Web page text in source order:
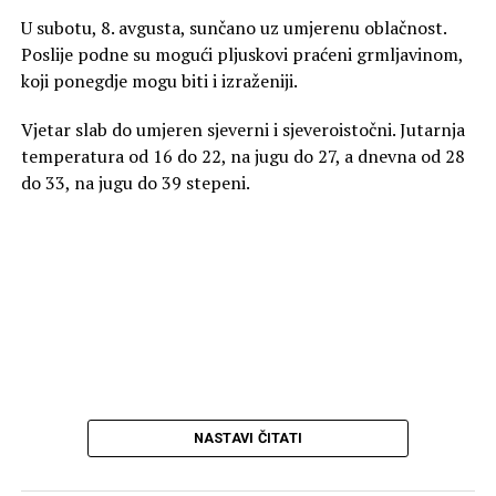
U subotu, 8. avgusta, sunčano uz umjerenu oblačnost.
Poslije podne su mogući pljuskovi praćeni grmljavinom,
koji ponegdje mogu biti i izraženiji.
Vjetar slab do umjeren sjeverni i sjeveroistočni. Jutarnja
temperatura od 16 do 22, na jugu do 27, a dnevna od 28
do 33, na jugu do 39 stepeni.
NASTAVI ČITATI